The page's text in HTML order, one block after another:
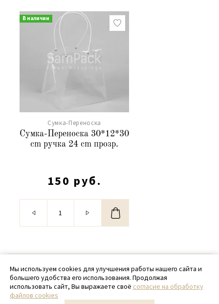
В наличии
Сумка-Переноска
Сумка-Переноска 30*12*30
cm ручка 24 cm прозр.
150 руб.
© 2020 - 2026 SamPack
+ 7 (918) 699-97-87
zakaz@sampack.store
Мы используем cookies для улучшения работы нашего сайта и
большего удобства его использования. Продолжая
использовать сайт, Вы выражаете своё согласие на обработку
файлов cookies